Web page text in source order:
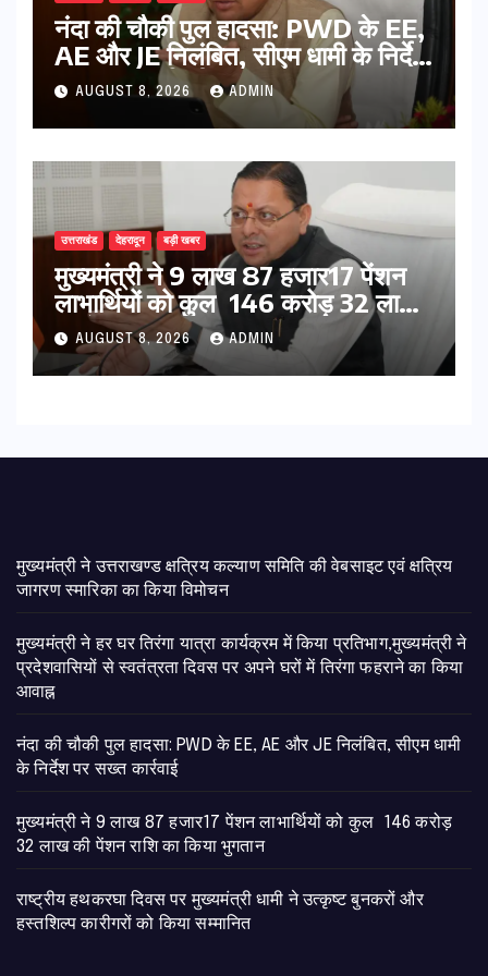
नंदा की चौकी पुल हादसा: PWD के EE,
AE और JE निलंबित, सीएम धामी के निर्देश
पर सख्त कार्रवाई
AUGUST 8, 2026 ADMIN
उत्तराखंड देहरादून बड़ी खबर
मुख्यमंत्री ने 9 लाख 87 हजार17 पेंशन
लाभार्थियों को कुल 146 करोड़ 32 लाख
की पेंशन राशि का किया भुगतान
AUGUST 8, 2026 ADMIN
मुख्यमंत्री ने उत्तराखण्ड क्षत्रिय कल्याण समिति की वेबसाइट एवं क्षत्रिय
जागरण स्मारिका का किया विमोचन
मुख्यमंत्री ने हर घर तिरंगा यात्रा कार्यक्रम में किया प्रतिभाग,मुख्यमंत्री ने
प्रदेशवासियों से स्वतंत्रता दिवस पर अपने घरों में तिरंगा फहराने का किया
आवाह्न
नंदा की चौकी पुल हादसा: PWD के EE, AE और JE निलंबित, सीएम धामी
के निर्देश पर सख्त कार्रवाई
मुख्यमंत्री ने 9 लाख 87 हजार17 पेंशन लाभार्थियों को कुल 146 करोड़
32 लाख की पेंशन राशि का किया भुगतान
राष्ट्रीय हथकरघा दिवस पर मुख्यमंत्री धामी ने उत्कृष्ट बुनकरों और
हस्तशिल्प कारीगरों को किया सम्मानित